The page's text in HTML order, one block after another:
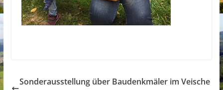
Sonderausstellung über Baudenkmäler im Veische